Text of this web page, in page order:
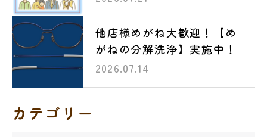
他店様めがね大歓迎！【め
がねの分解洗浄】実施中！
2026.07.14
カテゴリー